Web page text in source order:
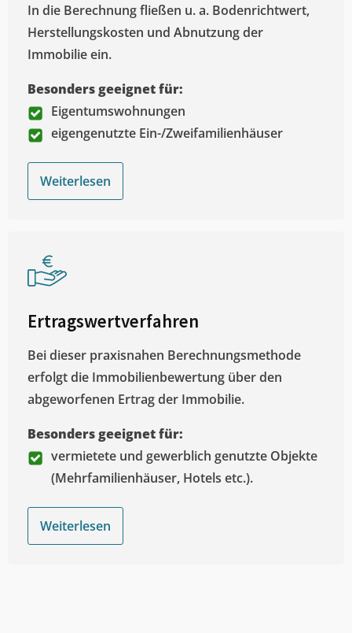
In die Berechnung fließen u. a. Bodenrichtwert,
Herstellungskosten und Abnutzung der
Immobilie ein.
Besonders geeignet für:
Eigentumswohnungen
eigengenutzte Ein-/Zweifamilienhäuser
Weiterlesen
Ertragswertverfahren
Bei dieser praxisnahen Berechnungsmethode
erfolgt die Immobilienbewertung über den
abgeworfenen Ertrag der Immobilie.
Besonders geeignet für:
vermietete und gewerblich genutzte Objekte
(Mehrfamilienhäuser, Hotels etc.).
Weiterlesen